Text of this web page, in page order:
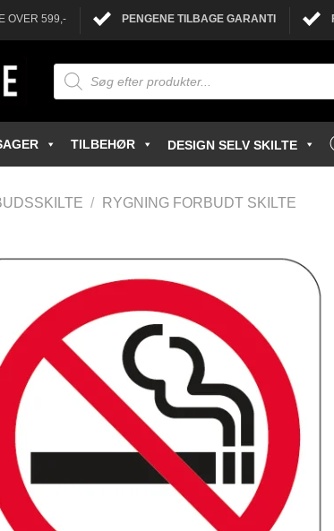
OVER 599,- PENGENE TILBAGE GARANTI
TILBEHØR DESIGN SELV SKILTE
/ RYGNING FORBUDT SKILTE